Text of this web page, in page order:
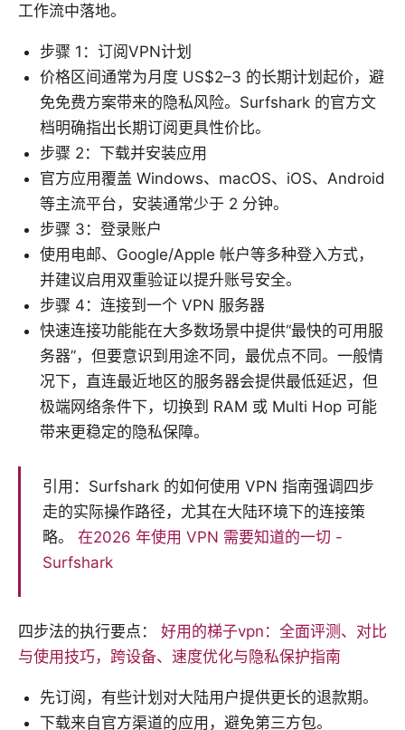
工作流中落地。
步骤 1：订阅VPN计划
价格区间通常为月度 US$2–3 的长期计划起价，避
免免费方案带来的隐私风险。Surfshark 的官方文
档明确指出长期订阅更具性价比。
步骤 2：下载并安装应用
官方应用覆盖 Windows、macOS、iOS、Android
等主流平台，安装通常少于 2 分钟。
步骤 3：登录账户
使用电邮、Google/Apple 帐户等多种登入方式，
并建议启用双重验证以提升账号安全。
步骤 4：连接到一个 VPN 服务器
快速连接功能能在大多数场景中提供“最快的可用服
务器”，但要意识到用途不同，最优点不同。一般情
况下，直连最近地区的服务器会提供最低延迟，但
极端网络条件下，切换到 RAM 或 Multi Hop 可能
带来更稳定的隐私保障。
引用：Surfshark 的如何使用 VPN 指南强调四步
走的实际操作路径，尤其在大陆环境下的连接策
略。 在2026 年使用 VPN 需要知道的一切 -
Surfshark
四步法的执行要点： 好用的梯子vpn：全面评测、对比
与使用技巧，跨设备、速度优化与隐私保护指南
先订阅，有些计划对大陆用户提供更长的退款期。
下载来自官方渠道的应用，避免第三方包。